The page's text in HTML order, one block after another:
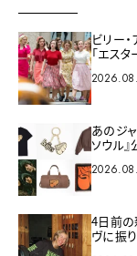
ビリー
「エスタ
あのジャ
ソウル
4日前の
ヴに振